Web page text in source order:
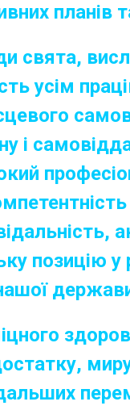
планів
свята,
усім
і
позицію у